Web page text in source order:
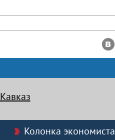
Кавказ
Колонка экономиста